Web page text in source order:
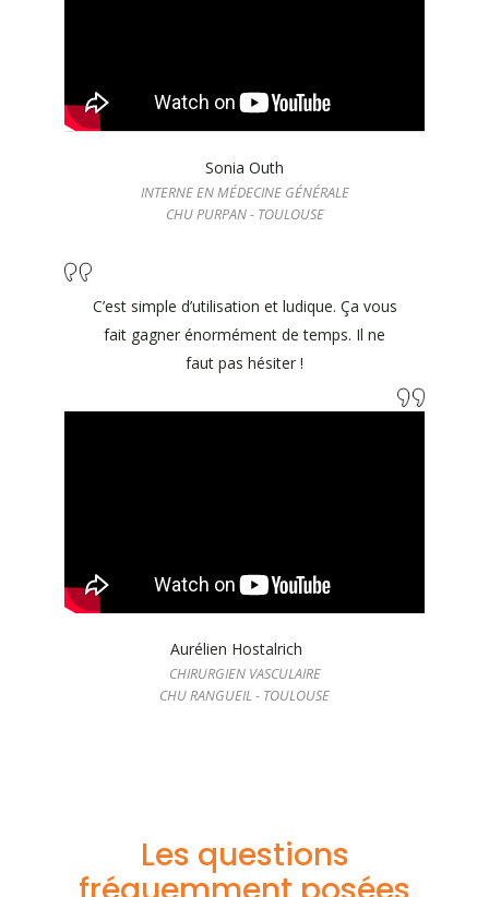
Sonia Outh
INTERNE EN MÉDECINE GÉNÉRALE
CHU PURPAN - TOULOUSE
C’est simple d’utilisation et ludique. Ça vous
fait gagner énormément de temps. Il ne
faut pas hésiter !
Aurélien Hostalrich
CHIRURGIEN VASCULAIRE
CHU RANGUEIL - TOULOUSE
Les questions